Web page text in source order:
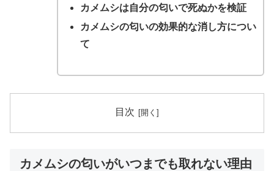
カメムシは自分の匂いで死ぬかを検証
カメムシの匂いの効果的な消し方につい
て
目次
カメムシの匂いがいつまでも取れない理由